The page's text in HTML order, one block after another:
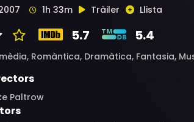
1h 33m Tràiler Llista
5.7 5.4
Romàntica, Dramàtica, Fantasia,
Paltrow